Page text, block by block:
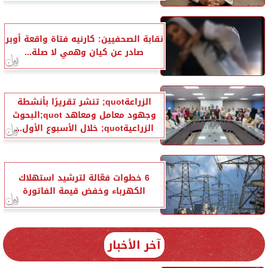
نقابة الصحفيين: كارنيه فتاة واقعة أوبر
صادر عن كيان وهمي لا صلة...
الزراعةquot; تنشر تقريرًا بأنشطة
وجهود معامل ومعاهد quot;البحوث
الزراعيةquot; خلال الأسبوع الأول...
6 خطوات فعّالة لترشيد استهلاك
الكهرباء وخفض قيمة الفاتورة
آخر الأخبار